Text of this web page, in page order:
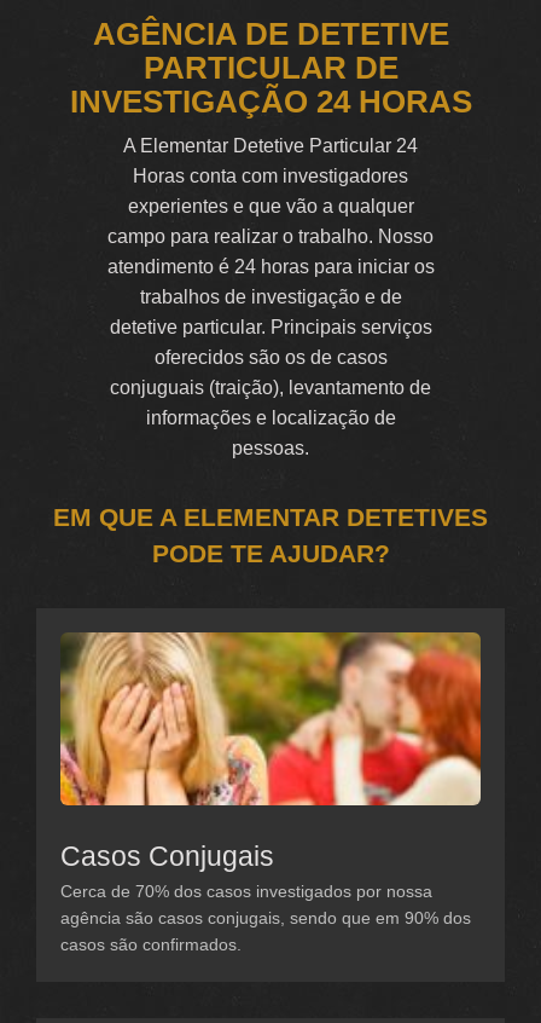
AGÊNCIA DE DETETIVE
PARTICULAR DE
INVESTIGAÇÃO 24 HORAS
A Elementar Detetive Particular 24
Horas conta com investigadores
experientes e que vão a qualquer
campo para realizar o trabalho. Nosso
atendimento é 24 horas para iniciar os
trabalhos de investigação e de
detetive particular. Principais serviços
oferecidos são os de casos
conjuguais (traição), levantamento de
informações e localização de
pessoas.
EM QUE A ELEMENTAR DETETIVES
PODE TE AJUDAR?
Casos Conjugais
Cerca de 70% dos casos investigados por nossa
agência são casos conjugais, sendo que em 90% dos
casos são confirmados.